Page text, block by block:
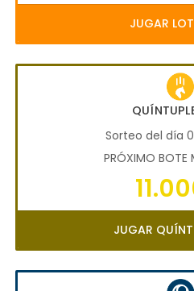
JUGAR
Sorteo del día
PRÓXIMO BOTE
JUGAR